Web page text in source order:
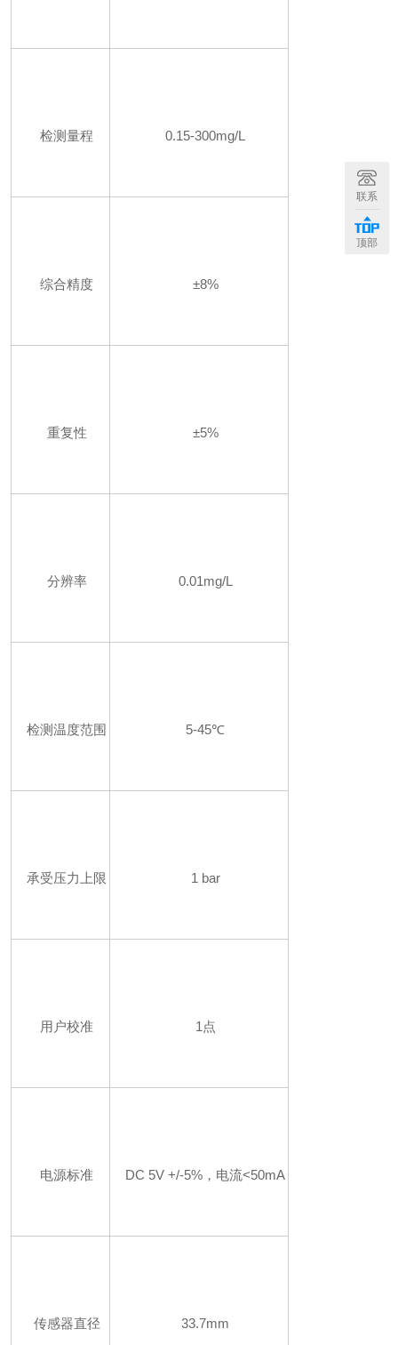
检测量程 0.15-300mg/L
综合精度 ±8%
重复性 ±5%
分辨率 0.01mg/L
检测温度范围 5-45℃
承受压力上限 1 bar
用户校准 1点
电源标准 DC 5V +/-5%，电流<50mA
传感器直径 33.7mm
联系
顶部